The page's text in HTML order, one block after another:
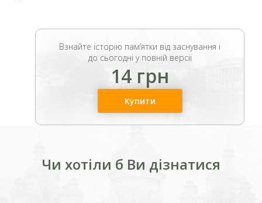
Взнайте історію пам’ятки від заснування і
до сьогодні у повній версії
14 грн
Купити
Чи хотіли б Ви дізнатися